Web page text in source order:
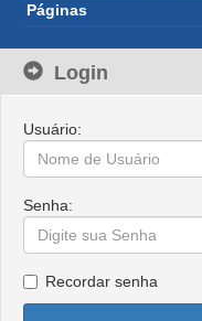
Páginas
Login
Usuário:
Senha:
Recordar senha